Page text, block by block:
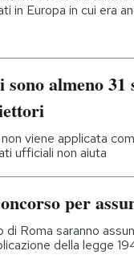
in Europa in cui era
almeno
viene applicata
ufficiali non aiuta
per
di Roma saranno
della legge